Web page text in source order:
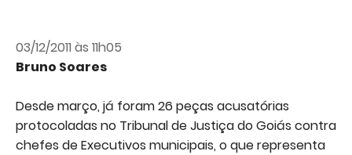
03/12/2011 às 11h05
Bruno Soares
Desde março, já foram 26 peças acusatórias
protocoladas no Tribunal de Justiça do Goiás contra
chefes de Executivos municipais, o que representa